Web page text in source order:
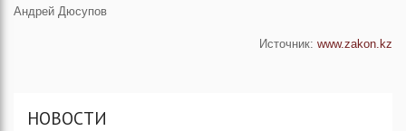
Андрей Дюсупов
Источник: www.zakon.kz
НОВОСТИ